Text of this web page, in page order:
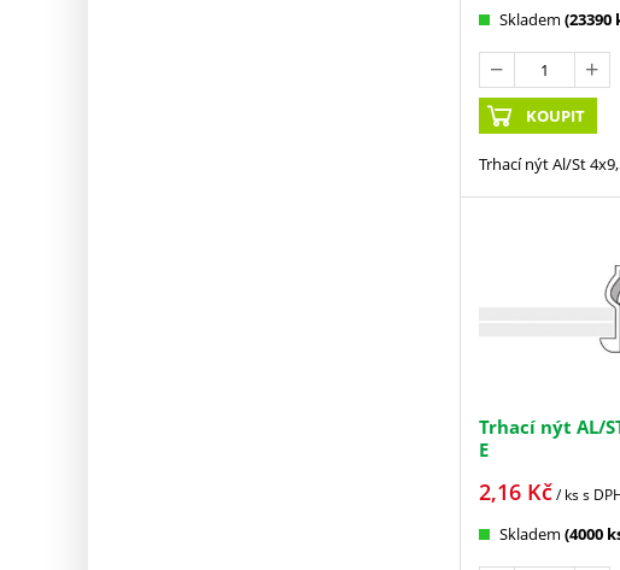
Skladem (23390
KOUPIT
Trhací nýt Al/St
Trhací nýt AL/
E
2,16Kč/ kss
Skladem (4000